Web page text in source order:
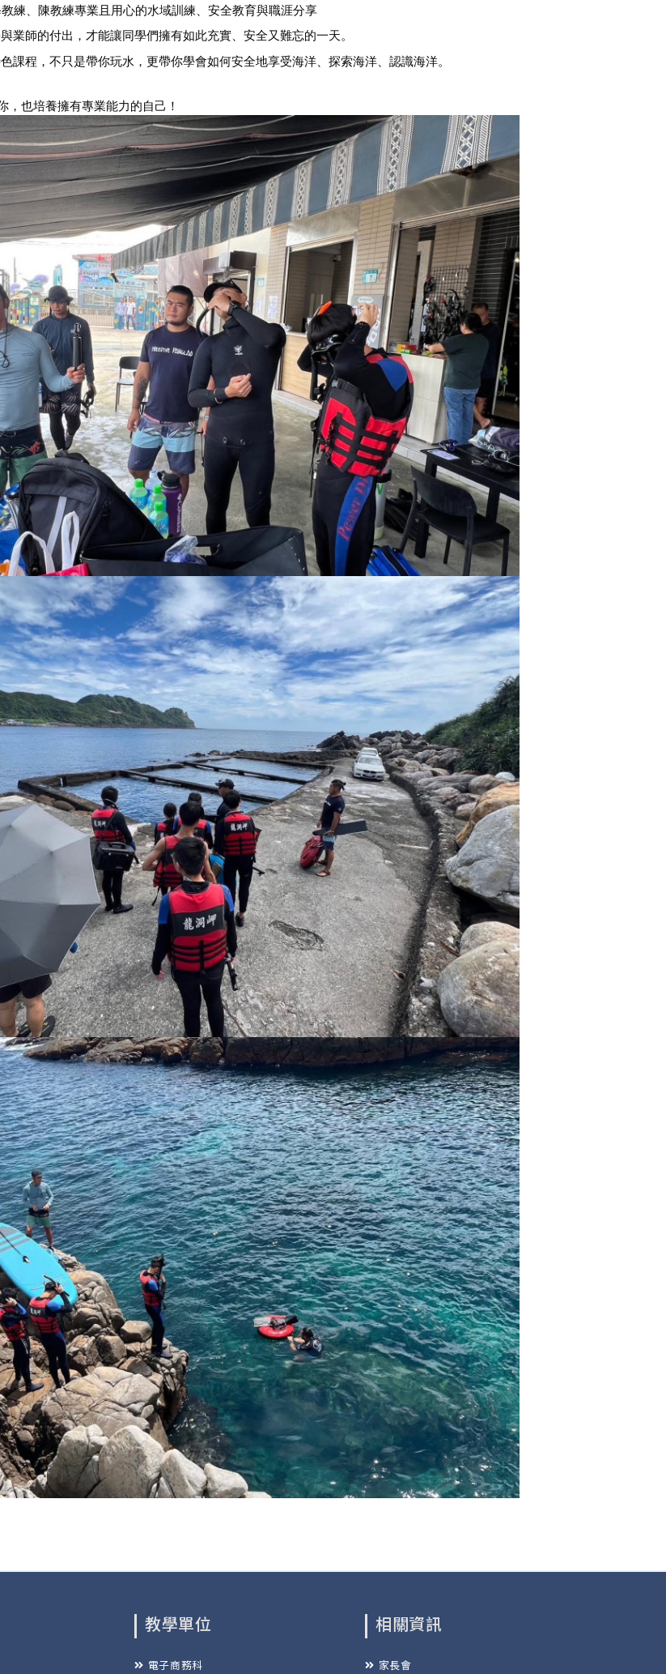
練、陳教練專業且用心的水域訓練、安全教育與職涯分享
業師的付出，才能讓同學們擁有如此充實、安全又難忘的一天。
課程，不只是帶你玩水，更帶你學會如何安全地享受海洋、探索海洋、認識海洋。
，也培養擁有專業能力的自己！
教學單位
電子商務科
相關資訊
家長會